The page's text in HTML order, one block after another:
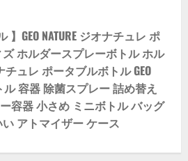
】GEO NATURE ジオナチュレ ポ
ホルダースプレーボトル ホル
ュレ ポータブルボトル GEO
ル 容器 除菌スプレー 詰め替え
容器 小さめ ミニボトル バッグ
アトマイザー ケース